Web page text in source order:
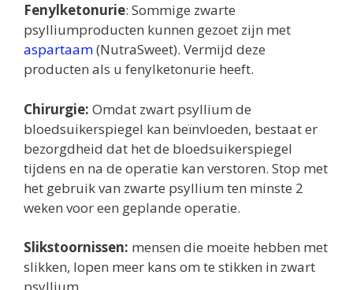
Fenylketonurie: Sommige zwarte
psylliumproducten kunnen gezoet zijn met
aspartaam​​(NutraSweet). Vermijd deze
producten als u fenylketonurie heeft.
Chirurgie: Omdat zwart psyllium de
bloedsuikerspiegel kan beïnvloeden, bestaat er
bezorgdheid dat het de bloedsuikerspiegel
tijdens en na de operatie kan verstoren. Stop met
het gebruik van zwarte psyllium ten minste 2
weken voor een geplande operatie.
Slikstoornissen: mensen die moeite hebben met
slikken, lopen meer kans om te stikken in zwart